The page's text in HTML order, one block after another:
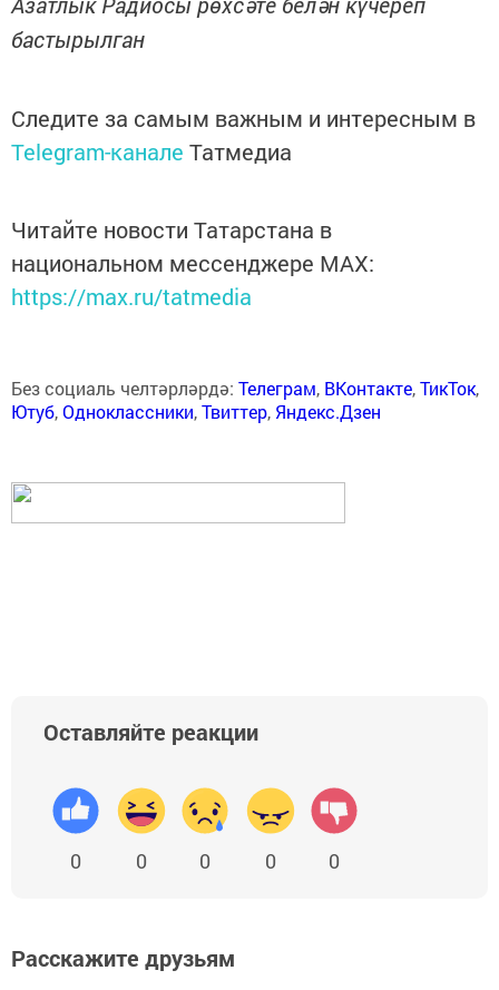
бастырылган
Следите за самым важным и интересным в
Telegram-канале Татмедиа
Читайте новости Татарстана в
национальном мессенджере MАХ:
https://max.ru/tatmedia
Без социаль челтәрләрдә: Телеграм, ВКонтакте,ТикТок,
Ютуб,Одноклассники,Твиттер, Яндекс.Дзен
Оставляйте реакции
0 0 0 0 0
Расскажите друзьям